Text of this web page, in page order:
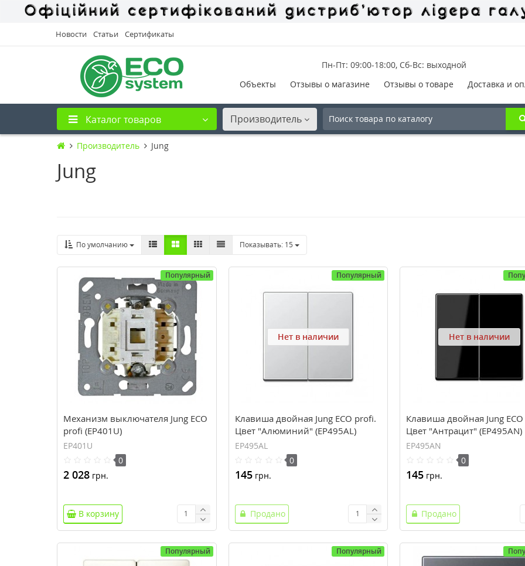
Новости Статьи Сертификаты
Пн-Пт: 09:00-18:00, Сб-Вс: выходной
Объекты
Отзывы о магазине Отзывы о товаре Доставка и
Каталог товаров Производитель
Производитель Jung
Jung
По умолчанию Показывать: 15
Популярный
Механизм выключателя Jung ECO
profi (EP401U)
EP401U
0
2 028 грн.
В корзину
Популярный
Нет в наличии
Клавиша двойная Jung ECO profi.
Цвет "Алюминий" (EP495AL)
EP495AL
0
145грн.
Продано
Нет в наличии
Клавиша двойная Jung
Цвет "Антрацит" (EP495AN)
EP495AN
0
145 грн.
Продано
Популярный Популярный